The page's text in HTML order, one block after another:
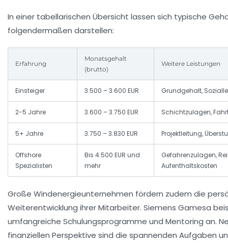
In einer tabellarischen Übersicht lassen sich typische
folgendermaßen darstellen:
Erfahrung
Monatsgehalt
(brutto)
Weitere Leistungen
Einsteiger 3.500 – 3.600 EUR Grundgehalt,
2-5 Jahre 3.600 – 3.750 EUR Schichtzulagen,
5+ Jahre 3.750 – 3.830 EUR Projektleitung,
Offshore
Spezialisten
Bis 4.500 EUR und
mehr
Gefahrenzulagen,
Aufenthaltskosten
Große Windenergieunternehmen fördern zudem die
Weiterentwicklung ihrer Mitarbeiter. Siemens Gamesa
umfangreiche Schulungsprogramme und Mentoring an.
finanziellen Perspektive sind die spannenden Aufgaben